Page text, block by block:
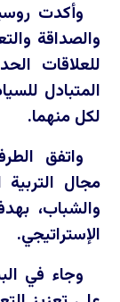
وأكدت
والصداقة
للعلاقات
المتبادل
لكل منهما.
واتفق
مجال التربية
والشباب،
الإستراتيجي.
وجاء في